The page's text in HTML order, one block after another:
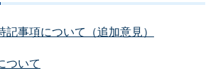
事項について（追加意見）
ついて